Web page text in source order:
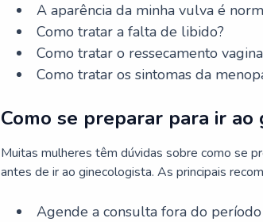
A aparência da minha vulva é
Como tratar a falta de libido?
Como tratar o ressecamento
Como tratar os sintomas da
Como se preparar para ir ao
Muitas mulheres têm dúvidas sobre como se
antes de ir ao ginecologista. As principais
Agende a consulta fora do